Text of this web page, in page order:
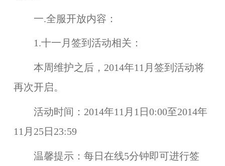
一.全服开放内容：
1.十一月签到活动相关：
本周维护之后，2014年11月 签到活动将
再次开启。
活动时间： 2014年11月1日0:00至2014年
11月25日23:59
温馨提示： 每日在线5分钟即可进行签